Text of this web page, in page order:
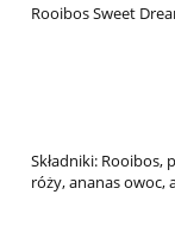
Rooibos Sweet
Składniki:
róży, ananas owoc,